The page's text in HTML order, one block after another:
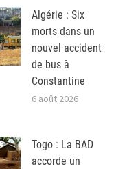
Algérie : Six
morts dans un
nouvel accident
de bus à
Constantine
6 août 2026
Togo : La BAD
accorde un